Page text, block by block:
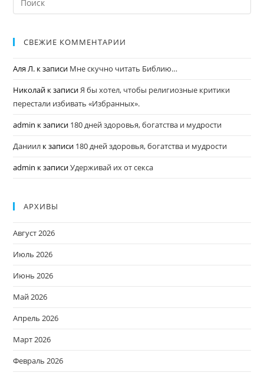
СВЕЖИЕ КОММЕНТАРИИ
Аля Л. к записи Мне скучно читать Библию…
Николай к записиЯ бы хотел, чтобы религиозные критики
перестали избивать «Избранных».
admin к записи 180 дней здоровья, богатства и мудрости
Даниил к записи 180 дней здоровья, богатства и мудрости
admin к записиУдерживай их от секса
АРХИВЫ
Август 2026
Июль 2026
Июнь 2026
Май 2026
Апрель 2026
Март 2026
Февраль 2026